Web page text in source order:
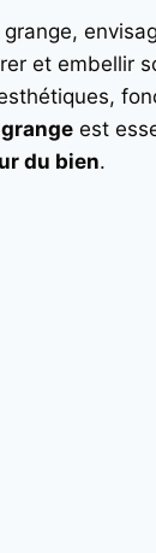
et embellir
grange est
du bien.